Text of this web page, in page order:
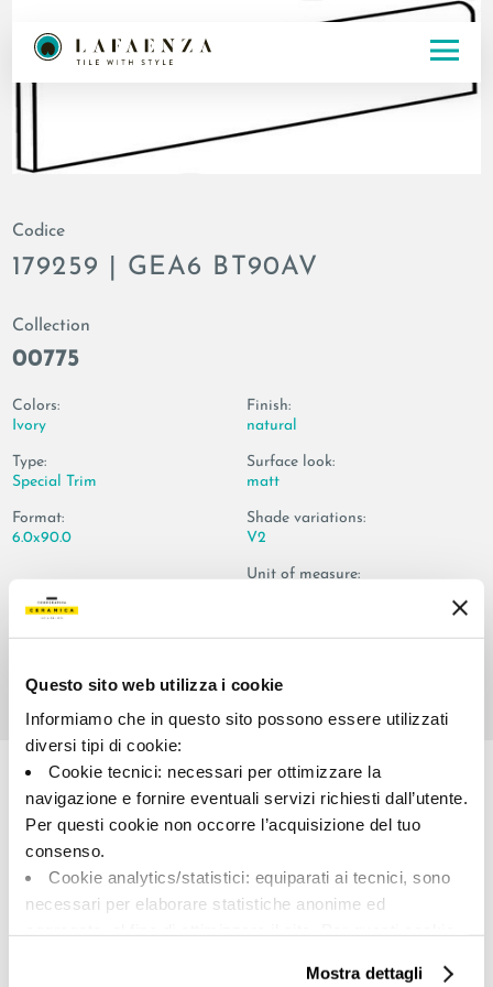
Questo sito web utilizza i cookie
Informiamo che in questo sito possono essere utilizzati
diversi tipi di cookie:
Cookie tecnici: necessari per ottimizzare la
navigazione e fornire eventuali servizi richiesti dall’utente.
Per questi cookie non occorre l’acquisizione del tuo
consenso.
Cookie analytics/statistici: equiparati ai tecnici, sono
necessari per elaborare statistiche anonime ed
Cookie di profilazione/marketing: sono utilizzati, solo
Mostra dettagli
Codice
179259 | GEA6 BT90AV
Collection
00775
Colors:
Ivory
Type:
Special Trim
Format:
6.0x90.0
Finish:
natural
Surface look:
matt
Shade variations:
V2
Unit of measure:
Share:
A brand of Cooperativa Ceramica d’Imola